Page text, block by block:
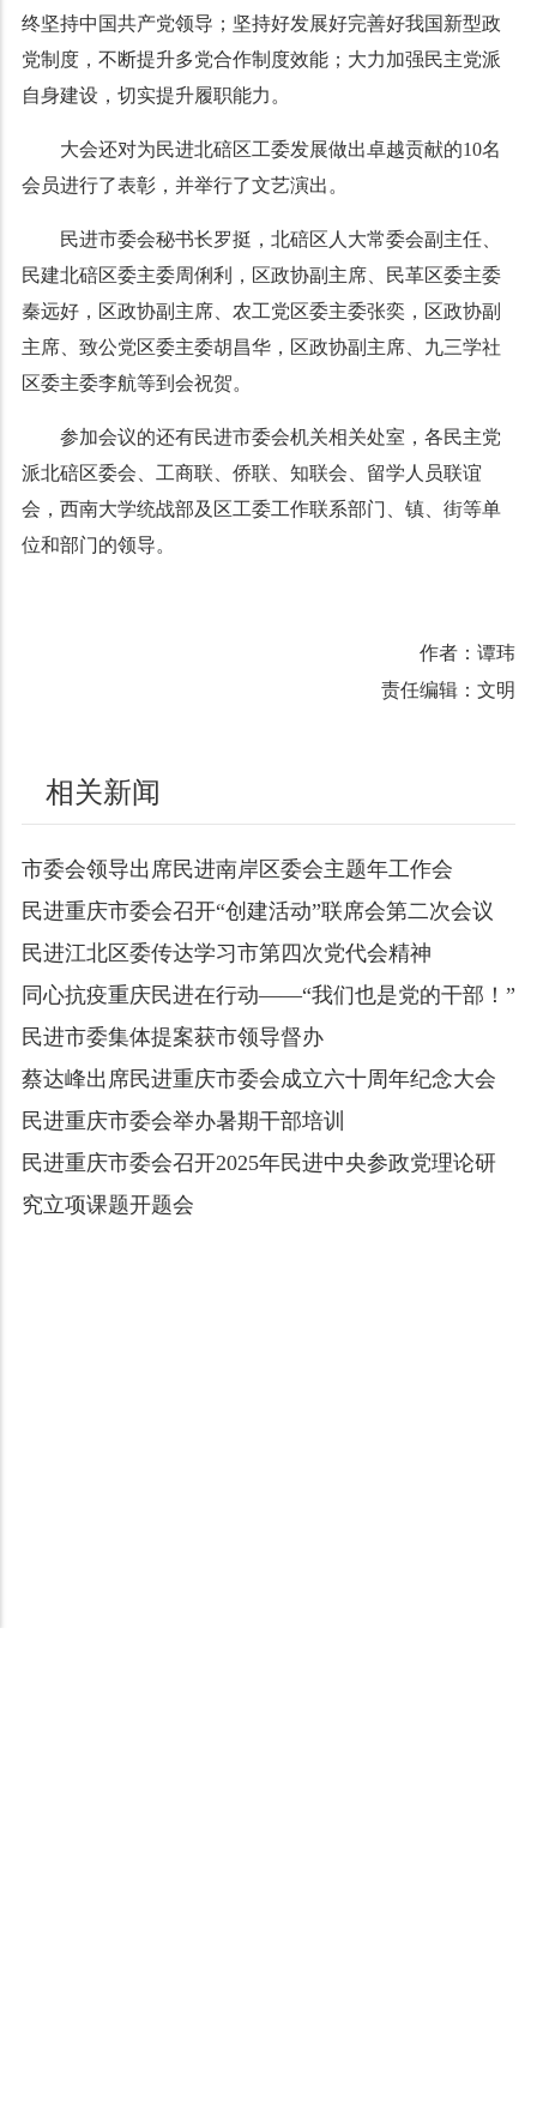
终坚持中国共产党领导；坚持好发展好完善好我国新型政
党制度，不断提升多党合作制度效能；大力加强民主党派
自身建设，切实提升履职能力。
大会还对为民进北碚区工委发展做出卓越贡献的10名
会员进行了表彰，并举行了文艺演出。
民进市委会秘书长罗挺，北碚区人大常委会副主任、
民建北碚区委主委周俐利，区政协副主席、民革区委主委
秦远好，区政协副主席、农工党区委主委张奕，区政协副
主席、致公党区委主委胡昌华，区政协副主席、九三学社
区委主委李航等到会祝贺。
参加会议的还有民进市委会机关相关处室，各民主党
派北碚区委会、工商联、侨联、知联会、留学人员联谊
会，西南大学统战部及区工委工作联系部门、镇、街等单
位和部门的领导。
作者：谭玮
责任编辑：文明
相关新闻
市委会领导出席民进南岸区委会主题年工作会
民进重庆市委会召开“创建活动”联席会第二次会议
民进江北区委传达学习市第四次党代会精神
同心抗疫重庆民进在行动——“我们也是党的干部！”
民进市委集体提案获市领导督办
蔡达峰出席民进重庆市委会成立六十周年纪念大会
民进重庆市委会举办暑期干部培训
民进重庆市委会召开2025年民进中央参政党理论研
究立项课题开题会